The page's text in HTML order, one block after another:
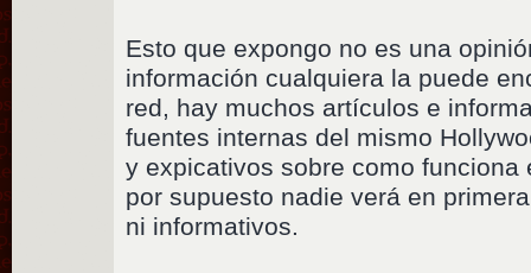
Esto que expongo no es una
información cualquiera la puede
red, hay muchos artículos e
fuentes internas del mismo
y expicativos sobre como funciona
por supuesto nadie verá en
ni informativos.